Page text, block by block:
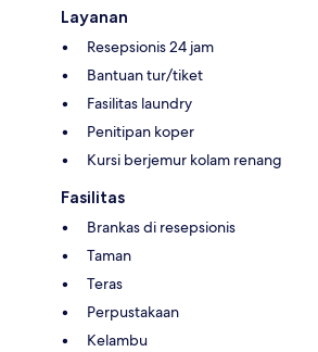
Layanan
Resepsionis 24 jam
Bantuan tur/tiket
Fasilitas laundry
Penitipan koper
Kursi berjemur kolam renang
Fasilitas
Brankas di resepsionis
Taman
Teras
Perpustakaan
Kelambu